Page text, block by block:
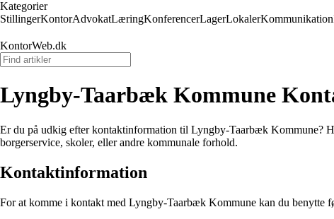
Kategorier
StillingerKontorAdvokatLæringKonferencerLagerLokalerKommunikation
KontorWeb.dk
Lyngby-Taarbæk Kommune
Er du på udkig efter kontaktinformation til Lyngby-Taarbæk Kommune?
borgerservice, skoler, eller andre kommunale forhold.
Kontaktinformation
For at komme i kontakt med Lyngby-Taarbæk Kommune kan du benytte